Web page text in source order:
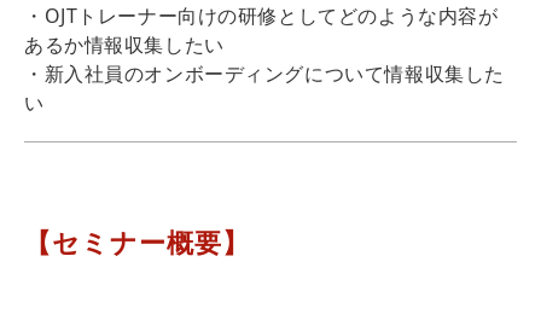
・OJTトレーナー向けの研修としてどのような内容が
あるか情報収集したい
・新入社員のオンボーディングについて情報収集した
い
【セミナー概要】